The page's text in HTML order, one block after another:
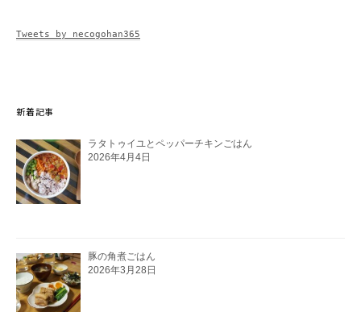
Tweets by necogohan365
新着記事
ラタトゥイユとペッパーチキンごはん
2026年4月4日
豚の角煮ごはん
2026年3月28日